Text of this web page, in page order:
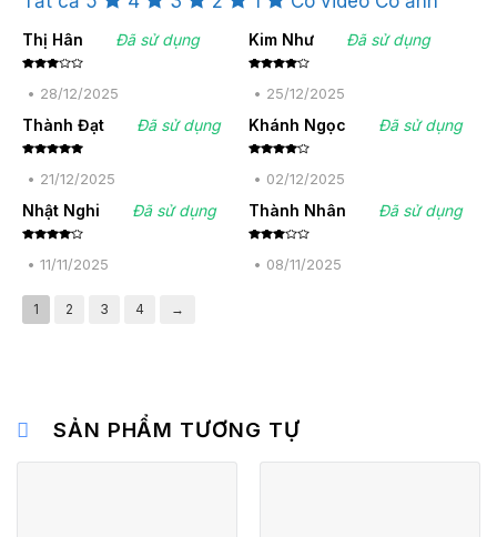
Thị Hân Đã sử dụng
xếp
hạng
sao
• 28/12/2025
Kim Như Đã sử dụng
xếp
hạng4
• 25/12/2025
Thành Đạt Đã sử dụng
hạng 55
sao• 21/12/2025
Khánh Ngọc Đã sử dụng
xếp
hạng4
• 02/12/2025
Nhật Nghi Đã sử dụng
xếp
hạng 4
• 11/11/2025
Thành Nhân Đã sử dụng
xếp
hạng
• 08/11/2025
1 2 3 4 →
SẢN PHẨM TƯƠNG TỰ